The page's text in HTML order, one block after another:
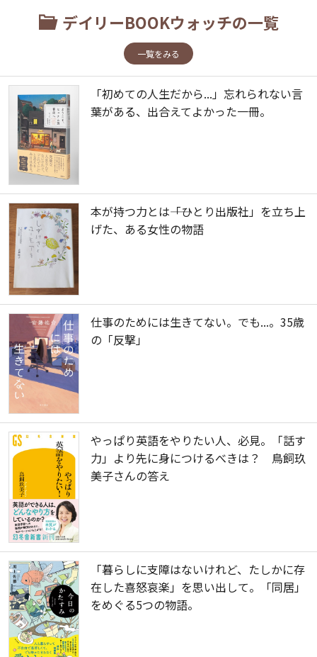
デイリーBOOKウォッチの一覧
一覧をみる
「初めての人生だから...」忘れられない言
葉がある、出合えてよかった一冊。
本が持つ力とは――「ひとり出版社」を立ち上
げた、ある女性の物語
仕事のためには生きてない。でも...。35歳
の「反撃」
やっぱり英語をやりたい人、必見。「話す
力」より先に身につけるべきは？ 鳥飼玖
美子さんの答え
「暮らしに支障はないけれど、たしかに存
在した喜怒哀楽」を思い出して。「同居」
をめぐる5つの物語。